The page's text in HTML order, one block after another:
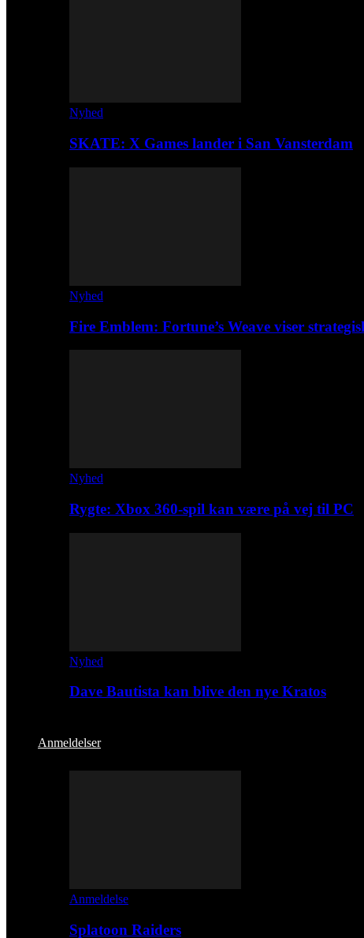
Nyhed
SKATE: X Games lander i San Vansterdam
Nyhed
Fire Emblem: Fortune’s Weave viser
Nyhed
Rygte: Xbox 360-spil kan være på vej til PC
Nyhed
Dave Bautista kan blive den nye Kratos
Anmeldelser
Anmeldelse
Splatoon Raiders